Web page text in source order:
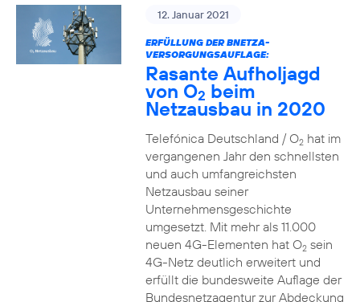
12. Januar 2021
ERFÜLLUNG DER BNETZA-
VERSORGUNGSAUFLAGE:
Rasante Aufholjagd
von O2 beim
Netzausbau in 2020
Telefónica Deutschland / O2hat im
vergangenen Jahr den schnellsten
und auch umfangreichsten
Netzausbau seiner
Unternehmensgeschichte
umgesetzt. Mit mehr als 11.000
neuen 4G-Elementen hat O2sein
4G-Netz deutlich erweitert und
erfüllt die bundesweite Auflage der
Bundesnetzagentur zur Abdeckung